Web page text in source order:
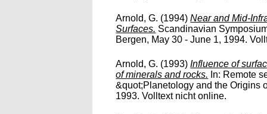
Arnold, G. (1994)Near and Mid-
Surfaces. Scandinavian
Bergen, May 30 - June 1, 1994.
Arnold, G. (1993)Influence of
of minerals and rocks. In: Remote
&quot;Planetology and the Origins
1993. Volltext nicht online.